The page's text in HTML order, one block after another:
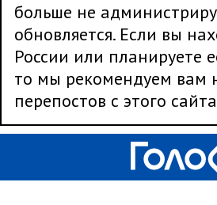
больше не
обновляется. Если вы
России или планируете
то мы рекомендуем вам
перепостов с этого